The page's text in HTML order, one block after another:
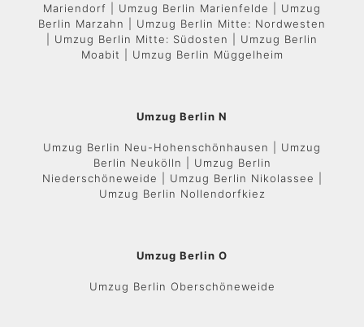
Mariendorf | Umzug Berlin Marienfelde | Umzug
Berlin Marzahn | Umzug Berlin Mitte: Nordwesten
| Umzug Berlin Mitte: Südosten | Umzug Berlin
Moabit | Umzug Berlin Müggelheim
Umzug Berlin N
Umzug Berlin Neu-Hohenschönhausen | Umzug
Berlin Neukölln | Umzug Berlin
Niederschöneweide | Umzug Berlin Nikolassee |
Umzug Berlin Nollendorfkiez
Umzug Berlin O
Umzug Berlin Oberschöneweide